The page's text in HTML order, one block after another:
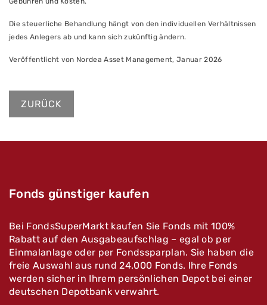
Die steuerliche Behandlung hängt von den individuellen Verhältnissen
jedes Anlegers ab und kann sich zukünftig ändern.
Veröffentlicht von Nordea Asset Management, Januar 2026
ZURÜCK
Fonds günstiger kaufen
Bei FondsSuperMarkt kaufen Sie Fonds mit 100%
Rabatt auf den Ausgabeaufschlag – egal ob per
Einmalanlage oder per Fondssparplan. Sie haben die
freie Auswahl aus rund 24.000 Fonds. Ihre Fonds
werden sicher in Ihrem persönlichen Depot bei einer
deutschen Depotbank verwahrt.